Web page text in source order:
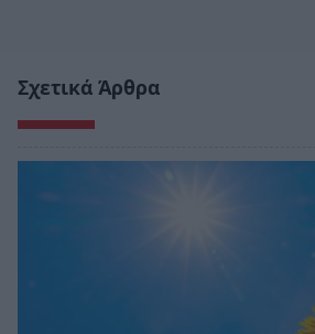
Σχετικά Άρθρα